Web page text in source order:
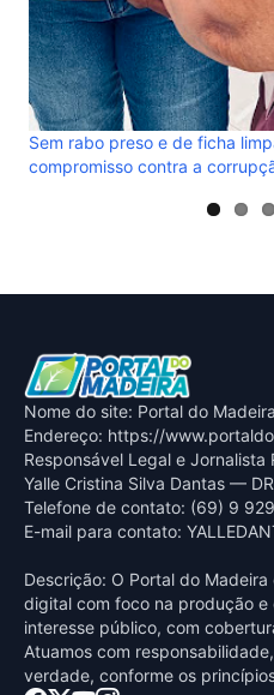
Sem rabo preso e de ficha
compromisso contra a
Nome do site: Portal do Madeira
Endereço: https://
Responsável Legal e Jornalista
Yalle Cristina Silva Dantas —
Telefone de contato: (69) 9
E-mail para contato:
Descrição: O Portal do
digital com foco na produção
interesse público, com
Atuamos com
verdade, conforme os